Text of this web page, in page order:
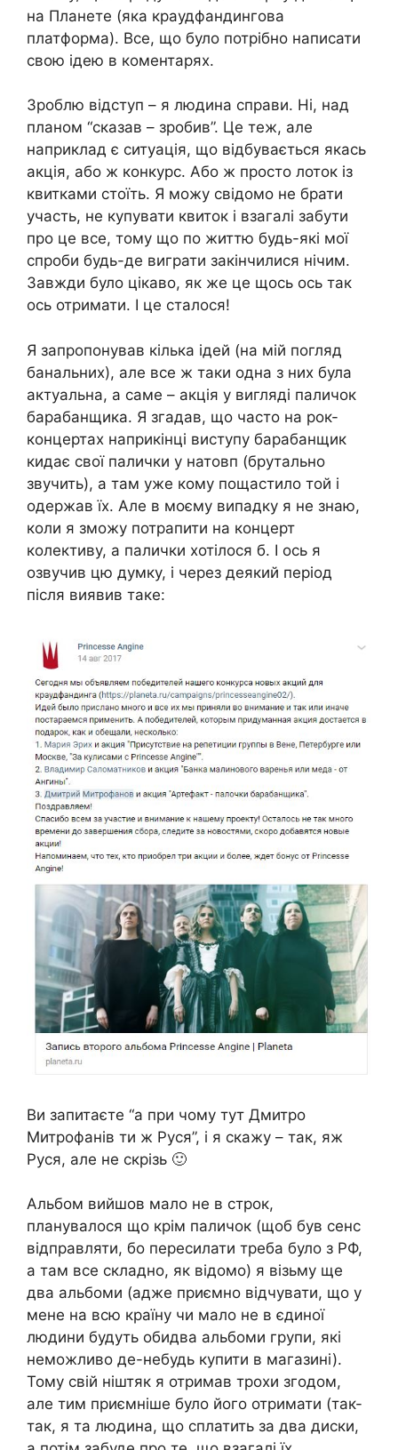
на Планете (яка краудфандингова
платформа). Все, що було потрібно написати
свою ідею в коментарях.
Зроблю відступ – я людина справи. Ні, над
планом “сказав – зробив”. Це теж, але
наприклад є ситуація, що відбувається якась
акція, або ж конкурс. Або ж просто лоток із
квитками стоїть. Я можу свідомо не брати
участь, не купувати квиток і взагалі забути
про це все, тому що по життю будь-які мої
спроби будь-де виграти закінчилися нічим.
Завжди було цікаво, як же це щось ось так
ось отримати. І це сталося!
Я запропонував кілька ідей (на мій погляд
банальних), але все ж таки одна з них була
актуальна, а саме – акція у вигляді паличок
барабанщика. Я згадав, що часто на рок-
концертах наприкінці виступу барабанщик
кидає свої палички у натовп (брутально
звучить), а там уже кому пощастило той і
одержав їх. Але в моєму випадку я не знаю,
коли я зможу потрапити на концерт
колективу, а палички хотілося б. І ось я
озвучив цю думку, і через деякий період
після виявив таке:
Ви запитаєте “а при чому тут Дмитро
Митрофанів ти ж Руся”, і я скажу – так, яж
Руся, але не скрізь 🙂
Альбом вийшов мало не в строк,
планувалося що крім паличок (щоб був сенс
відправляти, бо пересилати треба було з РФ,
а там все складно, як відомо) я візьму ще
два альбоми (адже приємно відчувати, що у
мене на всю країну чи мало не в єдиної
людини будуть обидва альбоми групи, які
неможливо де-небудь купити в магазині).
Тому свій ніштяк я отримав трохи згодом,
але тим приємніше було його отримати (так-
так, я та людина, що сплатить за два диски,